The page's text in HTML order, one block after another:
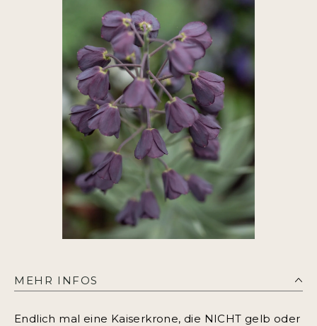
MEHR INFOS
Endlich mal eine Kaiserkrone, die NICHT gelb oder